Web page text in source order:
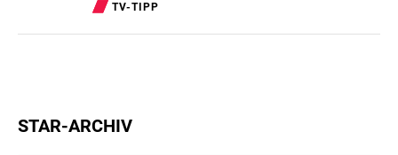
TV-TIPP
STAR-ARCHIV